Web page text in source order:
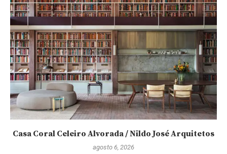
Casa Coral Celeiro Alvorada / Nildo José Arquitetos
agosto 6, 2026